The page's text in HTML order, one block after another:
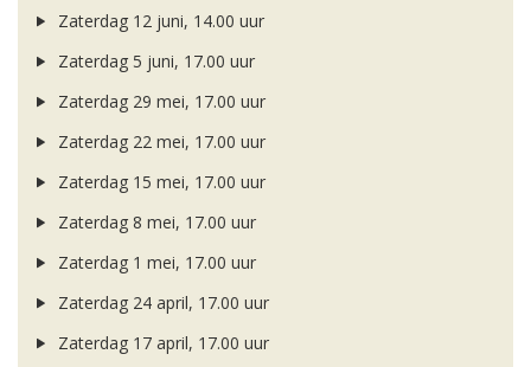
Zaterdag 12 juni, 14.00 uur
Zaterdag 5 juni, 17.00 uur
Zaterdag 29 mei, 17.00 uur
Zaterdag 22 mei, 17.00 uur
Zaterdag 15 mei, 17.00 uur
Zaterdag 8 mei, 17.00 uur
Zaterdag 1 mei, 17.00 uur
Zaterdag 24 april, 17.00 uur
Zaterdag 17 april, 17.00 uur